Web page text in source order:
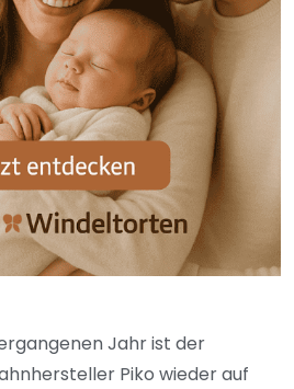
Jahr ist der
Piko wieder auf